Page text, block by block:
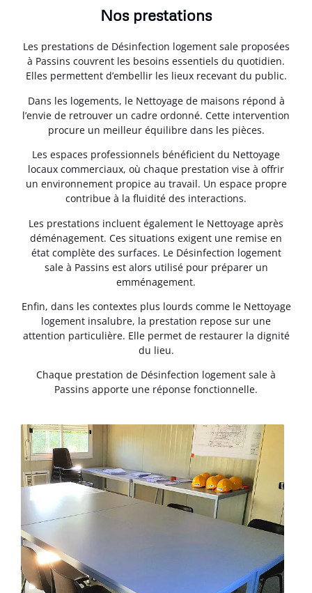
Nos prestations
Les prestations de Désinfection logement sale proposées
à Passins couvrent les besoins essentiels du quotidien.
Elles permettent d’embellir les lieux recevant du public.
Dans les logements, le Nettoyage de maisons répond à
l’envie de retrouver un cadre ordonné. Cette intervention
procure un meilleur équilibre dans les pièces.
Les espaces professionnels bénéficient du Nettoyage
locaux commerciaux, où chaque prestation vise à offrir
un environnement propice au travail. Un espace propre
contribue à la fluidité des interactions.
Les prestations incluent également le Nettoyage après
déménagement. Ces situations exigent une remise en
état complète des surfaces. Le Désinfection logement
sale à Passins est alors utilisé pour préparer un
emménagement.
Enfin, dans les contextes plus lourds comme le Nettoyage
logement insalubre, la prestation repose sur une
attention particulière. Elle permet de restaurer la dignité
du lieu.
Chaque prestation de Désinfection logement sale à
Passins apporte une réponse fonctionnelle.